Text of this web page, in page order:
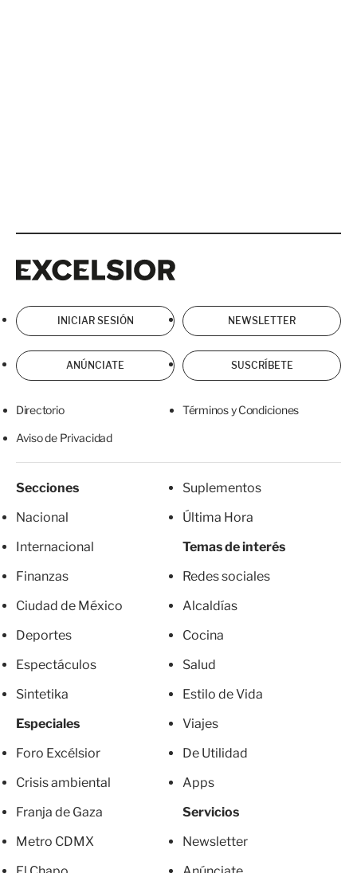
INICIAR SESIÓN NEWSLETTER
ANÚNCIATE SUSCRÍBETE
Directorio Términos y Condiciones
Aviso de Privacidad
Secciones
Nacional
Internacional
Finanzas
Ciudad de México
Deportes
Espectáculos
Sintetika
Especiales
Foro Excélsior
Crisis ambiental
Franja de Gaza
Metro CDMX
Suplementos
Última Hora
Temas de interés
Redes sociales
Alcaldías
Cocina
Salud
Estilo de Vida
Viajes
De Utilidad
Apps
Servicios
Newsletter